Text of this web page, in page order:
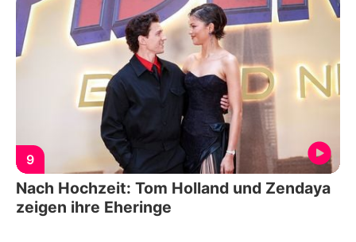
9
Nach Hochzeit: Tom Holland und Zendaya
zeigen ihre Eheringe